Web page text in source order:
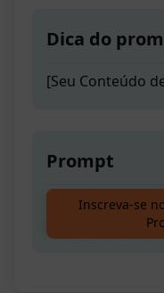
Dica do
[Seu Conteúdo
Prompt
Transforme seu
esboço de
Inscreva-se